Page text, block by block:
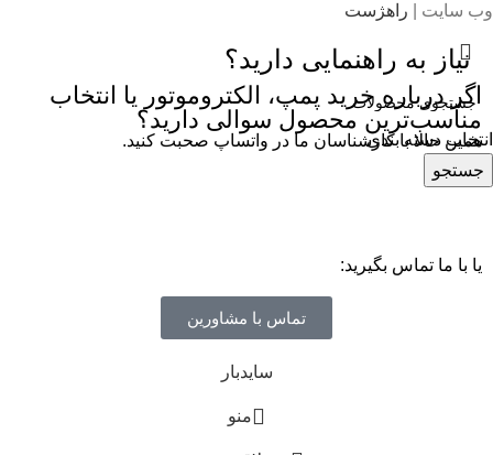
وب سایت | راهژست
انتخاب دسته بندی
جستجو
نیاز به راهنمایی دارید؟
اگر درباره خرید پمپ، الکتروموتور یا انتخاب
مناسب‌ترین محصول سوالی دارید؟
همین حالا با کارشناسان ما در واتساپ صحبت کنید.
یا با ما تماس بگیرید:
تماس با مشاورین
سایدبار
منو